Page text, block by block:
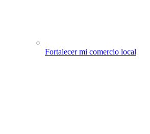
Fortalecer mi comercio local